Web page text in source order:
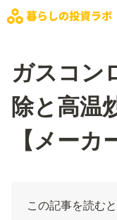
ガスコン
除と高温
【メーカ
この記事を読む